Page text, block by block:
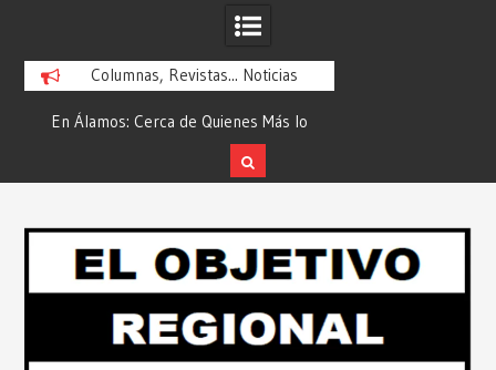
Columnas, Revistas... Noticias
En Álamos: Cerca de Quienes Más lo
Necesitan… Desde: Redacción “El
Objetivo Regional”.
ATTITUDE de